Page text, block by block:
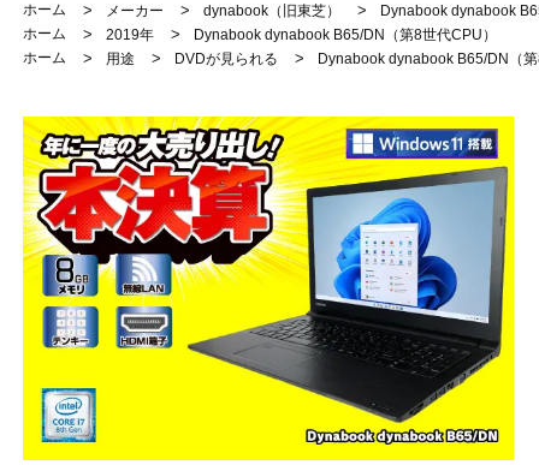
ホーム
> メーカー > dynabook（旧東芝） >
Dynabook dynabook
ホーム
> 2019年 >
Dynabook dynabook B65/DN（第8世代CPU）
ホーム
> 用途 > DVDが見られる > Dynabook dynabook B65/DN（